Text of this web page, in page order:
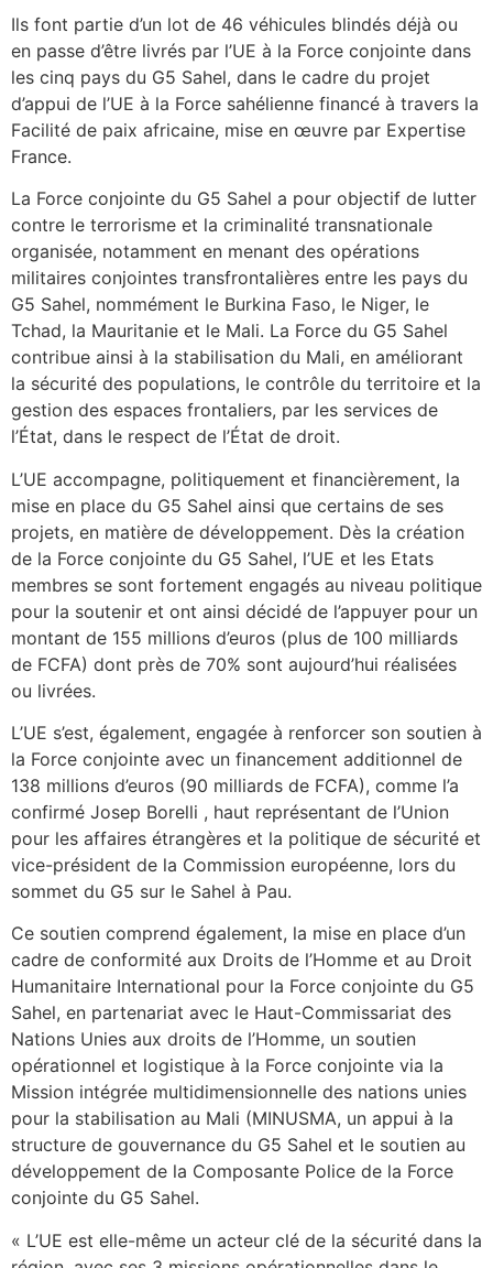
Ils font partie d’un lot de 46 véhicules blindés déjà ou
en passe d’être livrés par l’UE à la Force conjointe dans
les cinq pays du G5 Sahel, dans le cadre du projet
d’appui de l’UE à la Force sahélienne financé à travers la
Facilité de paix africaine, mise en œuvre par Expertise
France.
La Force conjointe du G5 Sahel a pour objectif de lutter
contre le terrorisme et la criminalité transnationale
organisée, notamment en menant des opérations
militaires conjointes transfrontalières entre les pays du
G5 Sahel, nommément le Burkina Faso, le Niger, le
Tchad, la Mauritanie et le Mali. La Force du G5 Sahel
contribue ainsi à la stabilisation du Mali, en améliorant
la sécurité des populations, le contrôle du territoire et la
gestion des espaces frontaliers, par les services de
l’État, dans le respect de l’État de droit.
L’UE accompagne, politiquement et financièrement, la
mise en place du G5 Sahel ainsi que certains de ses
projets, en matière de développement. Dès la création
de la Force conjointe du G5 Sahel, l’UE et les Etats
membres se sont fortement engagés au niveau politique
pour la soutenir et ont ainsi décidé de l’appuyer pour un
montant de 155 millions d’euros (plus de 100 milliards
de FCFA) dont près de 70% sont aujourd’hui réalisées
ou livrées.
L’UE s’est, également, engagée à renforcer son soutien à
la Force conjointe avec un financement additionnel de
138 millions d’euros (90 milliards de FCFA), comme l’a
confirmé Josep Borelli , haut représentant de l’Union
pour les affaires étrangères et la politique de sécurité et
vice-président de la Commission européenne, lors du
sommet du G5 sur le Sahel à Pau.
Ce soutien comprend également, la mise en place d’un
cadre de conformité aux Droits de l’Homme et au Droit
Humanitaire International pour la Force conjointe du G5
Sahel, en partenariat avec le Haut-Commissariat des
Nations Unies aux droits de l’Homme, un soutien
opérationnel et logistique à la Force conjointe via la
Mission intégrée multidimensionnelle des nations unies
pour la stabilisation au Mali (MINUSMA, un appui à la
structure de gouvernance du G5 Sahel et le soutien au
développement de la Composante Police de la Force
conjointe du G5 Sahel.
« L’UE est elle-même un acteur clé de la sécurité dans la